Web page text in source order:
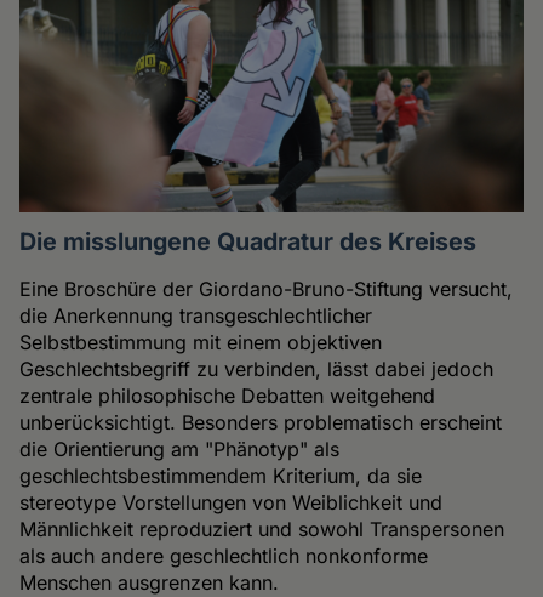
Die misslungene Quadratur des Kreises
Eine Broschüre der Giordano-Bruno-Stiftung versucht,
die Anerkennung transgeschlechtlicher
Selbstbestimmung mit einem objektiven
Geschlechtsbegriff zu verbinden, lässt dabei jedoch
zentrale philosophische Debatten weitgehend
unberücksichtigt. Besonders problematisch erscheint
die Orientierung am "Phänotyp" als
geschlechtsbestimmendem Kriterium, da sie
stereotype Vorstellungen von Weiblichkeit und
Männlichkeit reproduziert und sowohl Transpersonen
als auch andere geschlechtlich nonkonforme
Menschen ausgrenzen kann.